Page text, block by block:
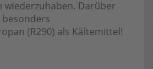
wiederzuhaben. Darüber
(R290) als Kältemittel!